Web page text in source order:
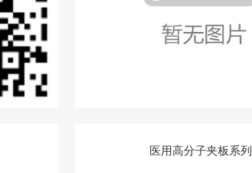
医用高分子夹板系列